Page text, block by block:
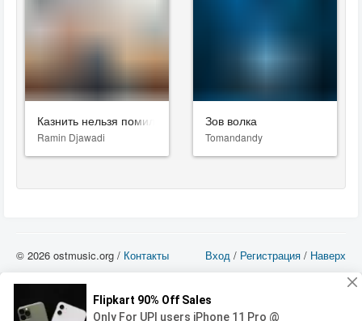
Казнить нельзя помиловать
Ramin Djawadi
Зов волка
Tomandandy
Вход / Регистрация / Наверх
© 2026 ostmusic.org / Контакты
можете использовать такие материалы только в том в случае, если